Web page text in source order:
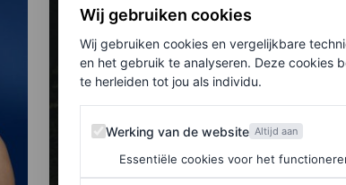
Wij gebruiken cookies
Wij gebruiken cookies en vergelijkbare
en het gebruik te analyseren. Deze cookies
te herleiden tot jou als individu.
Werking van de website
Werking van de website Altijd aan
Essentiële cookies voor het